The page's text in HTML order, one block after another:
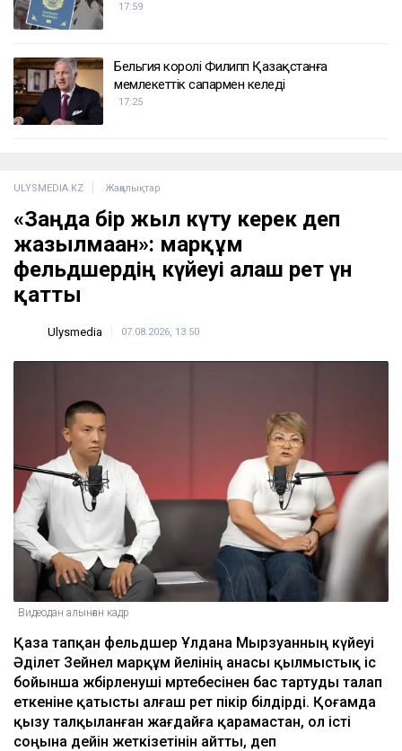
17:59
Бельгия королі Филипп Қазақстанға
мемлекеттік сапармен келеді
17:25
ULYSMEDIA.KZ Жаңалықтар
«Заңда бір жыл күту керек деп
жазылмаған»: марқұм
фельдшердің күйеуі алғаш рет үн
қатты
Ulysmedia 07.08.2026, 13:50
Видеодан алынған кадр
Қаза тапқан фельдшер Ұлдана Мырзуанның күйеуі
Әділет Зейнел марқұм әйелінің анасы қылмыстық іс
бойынша жәбірленуші мәртебесінен бас тартуды талап
еткеніне қатысты алғаш рет пікір білдірді. Қоғамда
қызу талқыланған жағдайға қарамастан, ол істі
соңына дейін жеткізетінін айтты, деп